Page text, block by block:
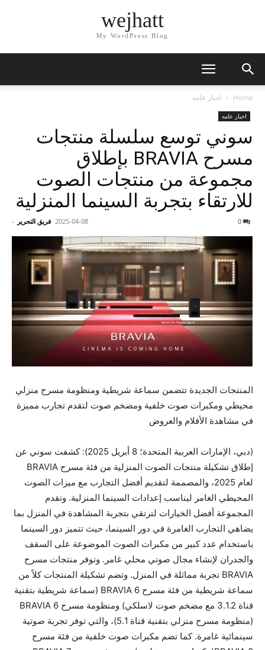
wejhatt
My WordPress Blog
Home اخبار عامه
اخبار عامه
سوني توسع سلسلة منتجات
مسرح BRAVIA بإطلاق
مجموعة من منتجات الصوت
للارتقاء بتجربة السينما المنزلية
فريق التحرير - 2025-04-08
المنتجات الجديدة تتضمن سماعة شريطية ومنظومة مسرح منزلي
محيطي ومكبرات صوت خلفية ومضخم صوت لتقدم تجارب مميزة
في مشاهدة الأفلام والعروض
(دبي، الإمارات العربية المتحدة؛ 8 أبريل 2025): كشفت سوني عن
إطلاق تشكيلة منتجات الصوت المنزلية من فئة مسرح BRAVIA
لعام 2025، والمصممة لتقديم أفضل التجارب مع ميزات الصوت
المحيطي الغامر ليناسب إعدادات السينما المنزلية. وتقدم
المجموعة أفضل الخيارات لترتقي بتجربة المشاهدة في المنزل بما
يضاهي التجارب الغامرة في دور السينما، حيث تتميز دور السينما
باستخدام عدد كبير من مكبرات الصوت الموضوعة على السقف
والجدران لإنشاء مجال صوتي محلي غامر. وتوفر منتجات مسرح
BRAVIA تجربة مماثلة في المنزل. وتضم تشكيلة المنتجات كلاً من
سماعة شريطية من فئة مسرح BRAVIA 6 (سماعة شريطية بتقنية
قناة 3.1.2 مع مضخم صوت لاسلكي) ومنظومة مسرح BRAVIA 6
(منظومة مسرح منزلي بتقنية قناة 5.1)، والتي توفر تجربة صوتية
سينمائية غامرة. كما تضم مكبرات صوت خلفية من فئة مسرح